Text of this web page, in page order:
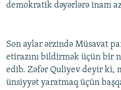
demokratik dəyərlərə inam
Son aylar ərzində Müsavat
etirazını bildirmək üçün bir
edib. Zəfər Quliyev deyir ki,
ünsiyyət yaratmaq üçün